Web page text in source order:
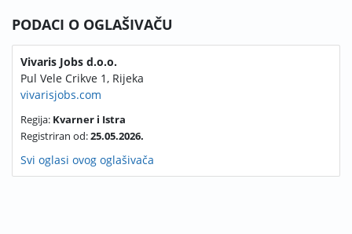
PODACI O OGLAŠIVAČU
Vivaris Jobs d.o.o.
Pul Vele Crikve 1, Rijeka
vivarisjobs.com
Regija: Kvarner i Istra
Registriran od:25.05.2026.
Svi oglasi ovog oglašivača